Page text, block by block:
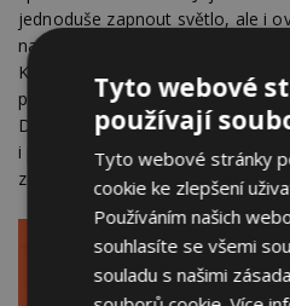
jednoduše zapnout světlo, ale i
naráz. A samozřejmě také
Kromě nástěnných tlačítek lze
prostřednictvím mobilní aplikace
Domotron cloudové službě
i přes internetový prohlížeč nebo
zcela bezpečně.
Tyto webové
používají
Tyto webové stránky
cookie ke zlepšení
Používáním našich
souhlasíte se všemi
souladu s našimi